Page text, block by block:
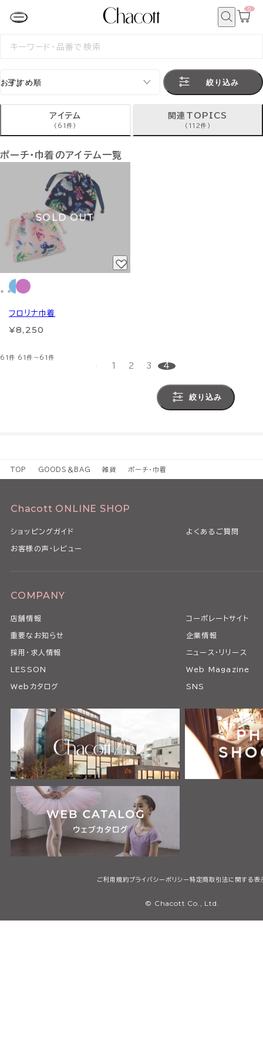
カ
0
検
絞り込み
アイテム
(61件)
関連TOPICS
(112件)
ポーチ・巾着のアイテム一覧
SOLD OUT
フロリナ巾着
¥8,250
61件 61件～61件
1 2 3 4
絞り込み
TOP GOODS＆BAG 雑貨 ポーチ・巾着
Chacott ONLINE SHOP
ショッピングガイド よくあるご質問
お客様の声・レビュー
COMPANY
店舗情報 コーポレートサイト
重要なお知らせ 企業情報
採用・求人情報 ニュース・リリース
LESSON Web Magazine
Webカタログ SNS
ご利用規約プライバシーポリシー特定商取引法に関する表
© Chacott Co., Ltd.